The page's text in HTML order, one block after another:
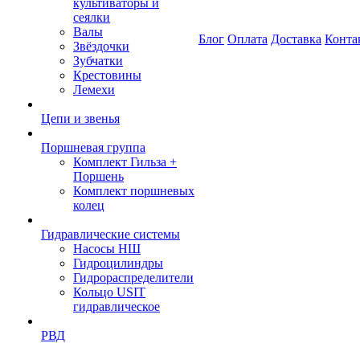
культиваторы и
сеялки
Валы
Звёздочки
Зубчатки
Крестовины
Лемехи
Цепи и звенья
Поршневая группа
Комплект Гильза +
Поршень
Комплект поршневых
колец
Гидравлические системы
Насосы НШ
Гидроцилиндры
Гидрораспределители
Кольцо USIT
гидравлическое
РВД
Блог Оплата Доставка